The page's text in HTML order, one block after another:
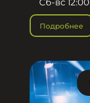
Подробнее